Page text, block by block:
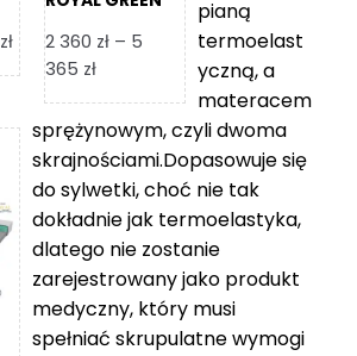
złZakres
cen:
1
139 zł
do
2
109 zł
piankowy
2 360 zł – 5
365 złZakres
od
2
360 zł
5
365 zł
pianą
termoelast
yczną, a
materacem
sprężynowym, czyli dwoma
skrajnościami.Dopasowuje się
do sylwetki, choć nie tak
dokładnie jak termoelastyka,
dlatego nie zostanie
zarejestrowany jako produkt
medyczny, który musi
spełniać skrupulatne wymogi